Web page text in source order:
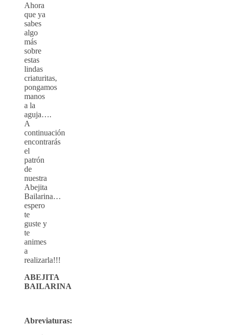
Ahora
que ya
sabes
algo
más
sobre
estas
lindas
criaturitas,
pongamos
manos
a la
aguja….
A
continuación
encontrarás
el
patrón
de
nuestra
Abejita
Bailarina…
espero
te
guste y
te
animes
a
realizarla!!!
ABEJITA
BAILARINA
Abreviaturas: